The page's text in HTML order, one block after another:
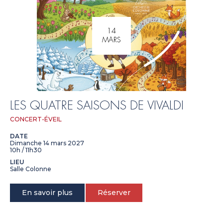
14
MARS
LES QUATRE SAISONS DE VIVALDI
CONCERT-ÉVEIL
DATE
Dimanche 14 mars 2027
10h / 11h30
LIEU
Salle Colonne
En savoir plus Réserver